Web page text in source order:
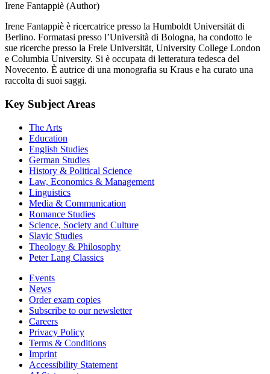
Irene Fantappiè (Author)
Irene Fantappiè è ricercatrice presso la Humboldt Universität di
Berlino. Formatasi presso l’Università di Bologna, ha condotto le
sue ricerche presso la Freie Universität, University College London
e Columbia University. Si è occupata di letteratura tedesca del
Novecento. È autrice di una monografia su Kraus e ha curato una
raccolta di suoi saggi.
Key Subject Areas
The Arts
Education
English Studies
German Studies
History & Political Science
Law, Economics & Management
Linguistics
Media & Communication
Romance Studies
Science, Society and Culture
Slavic Studies
Theology & Philosophy
Peter Lang Classics
Events
News
Order exam copies
Subscribe to our newsletter
Careers
Privacy Policy
Terms & Conditions
Imprint
Accessibility Statement